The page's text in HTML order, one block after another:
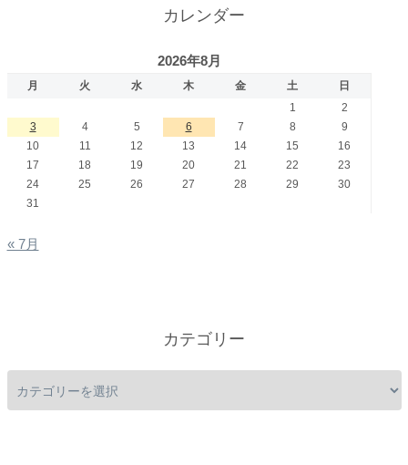
カレンダー
2026年8月
月 火 水 木 金 土
日
1
2
3
4 5 6 7 8
9
10
11 12 13 14 15
16
17
18 19 20 21 22
23
24
25 26 27 28 29
30
31
« 7月
カテゴリー